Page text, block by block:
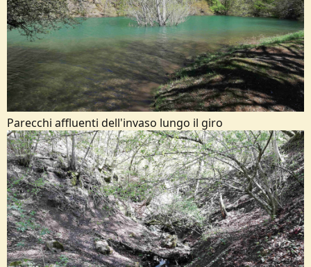
Parecchi affluenti dell'invaso lungo il giro